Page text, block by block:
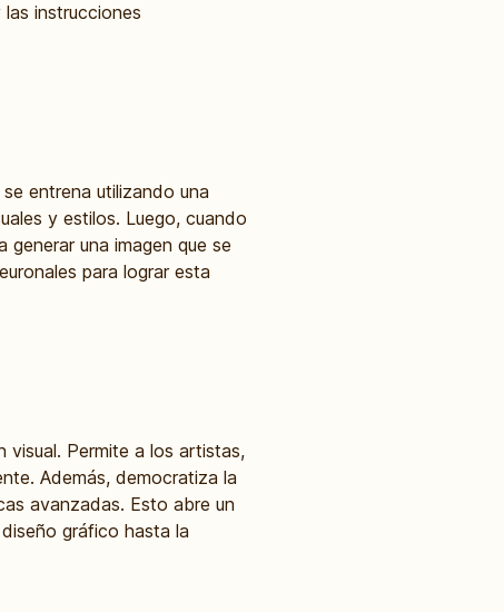
instrucciones
entrena utilizando una
y estilos. Luego, cuando
una imagen que se
para lograr esta
visual. Permite a los artistas,
Además, democratiza la
avanzadas. Esto abre un
gráfico hasta la